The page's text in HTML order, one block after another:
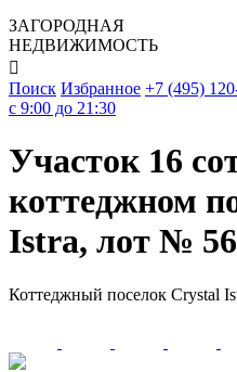
ЗАГОРОДНАЯ
НЕДВИЖИМОСТЬ

Поиск Избранное +7 (495)
c 9:00 до 21:30
Участок 16
коттеджном
Istra, лот №
Коттеджный поселок Crystal